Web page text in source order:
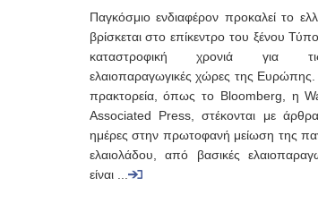
Παγκόσμιο ενδιαφέρον προκαλεί το
βρίσκεται στο επίκεντρο του ξένου
καταστροφική χρονιά για τις
ελαιοπαραγωγικές χώρες της Ευρώπης.
πρακτορεία, όπως το Bloomberg, η
Associated Press, στέκονται με άρθρα
ημέρες στην πρωτοφανή μείωση της
ελαιολάδου, από βασικές
είναι ...